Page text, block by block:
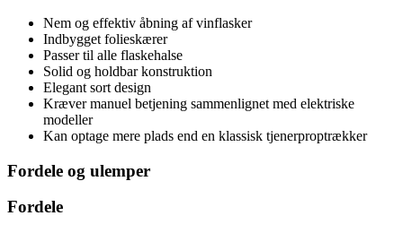
Nem og effektiv åbning af vinflasker
Indbygget folieskærer
Passer til alle flaskehalse
Solid og holdbar konstruktion
Elegant sort design
Kræver manuel betjening sammenlignet med elektriske
modeller
Kan optage mere plads end en klassisk tjenerproptrækker
Fordele og ulemper
Fordele